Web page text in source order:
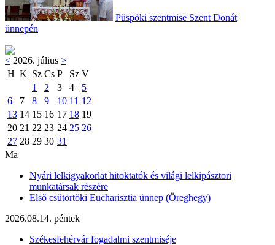
Püspöki szentmise Szent Donát
ünnepén
< 2026. július >
H K Sz Cs P Sz V
1
2 3 4
5
6
7 8 9 10 11 12
13 14 15 16 17 18 19
20 21 22 23 24 25 26
27 28 29 30 31
Ma
Nyári lelkigyakorlat hitoktatók és világi lelkipásztori
munkatársak részére
Első csütörtöki Eucharisztia ünnep (Öreghegy)
2026.08.14. péntek
Székesfehérvár fogadalmi szentmiséje